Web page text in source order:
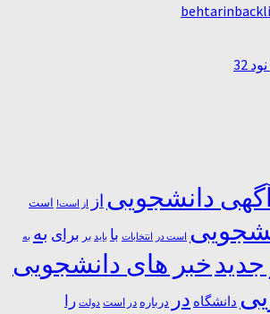
32
دانشجویی از از است! است
است در انتخابات با باید بر برای به به
خبر های دانشجویی
دانشگاه در درباره در ﺍﺳﺖ دولت را